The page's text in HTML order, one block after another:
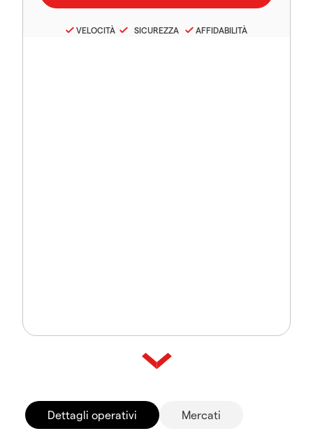
VELOCITÀ SICUREZZA AFFIDABILITÀ
Dettagli operativi Mercati